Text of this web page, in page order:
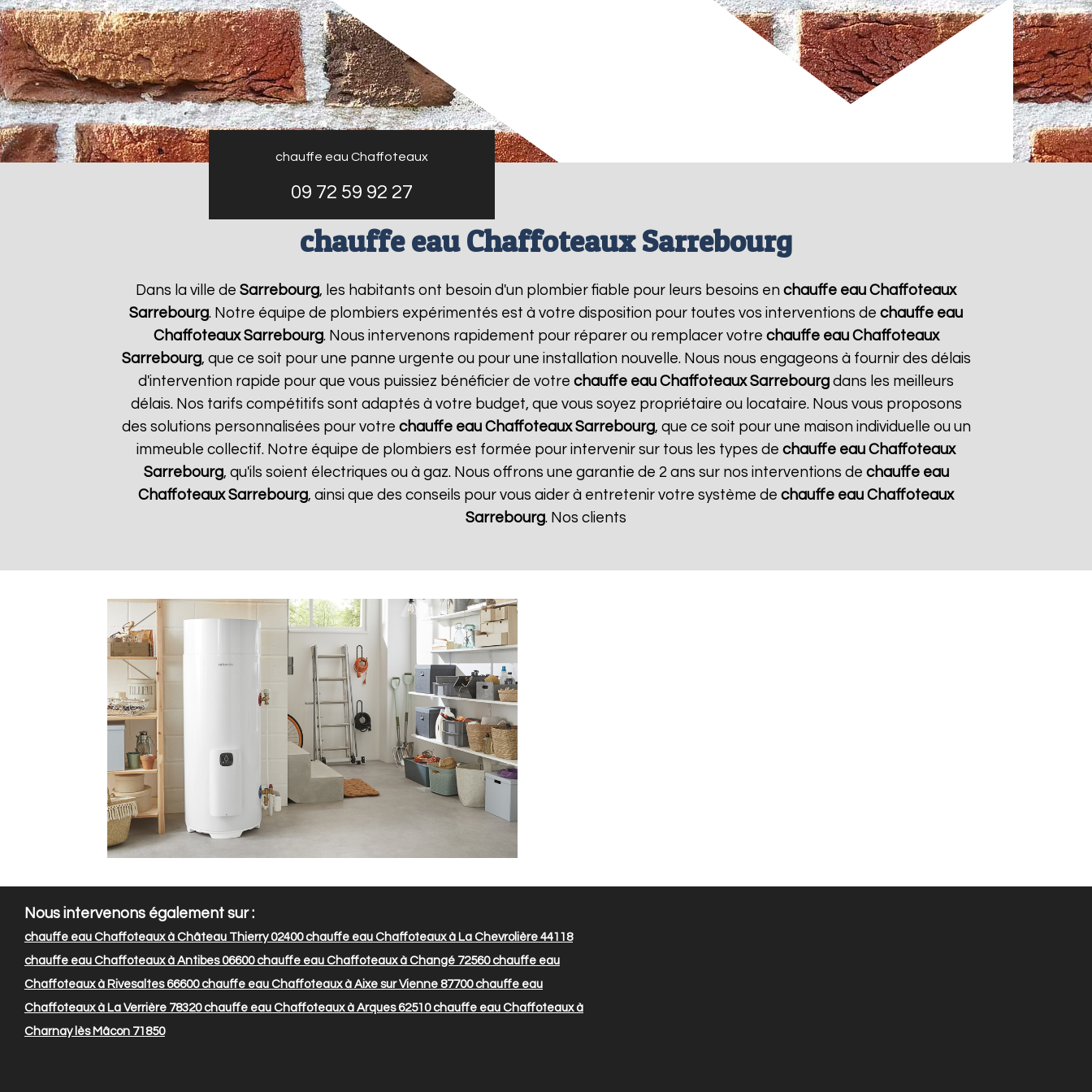
chauffe eau Chaffoteaux
09 72 59 92 27
chauffe eau Chaffoteaux Sarrebourg
Dans la ville de Sarrebourg, les habitants ont besoin d'un plombier fiable pour leurs besoins en chauffe eau Chaffoteaux
Sarrebourg. Notre équipe de plombiers expérimentés est à votre disposition pour toutes vos interventions de chauffe eau
Chaffoteaux Sarrebourg. Nous intervenons rapidement pour réparer ou remplacer votre chauffe eau Chaffoteaux
Sarrebourg, que ce soit pour une panne urgente ou pour une installation nouvelle. Nous nous engageons à fournir des délais
d'intervention rapide pour que vous puissiez bénéficier de votre chauffe eau Chaffoteaux Sarrebourg dans les meilleurs
délais. Nos tarifs compétitifs sont adaptés à votre budget, que vous soyez propriétaire ou locataire. Nous vous proposons
des solutions personnalisées pour votre chauffe eau Chaffoteaux Sarrebourg, que ce soit pour une maison individuelle ou un
immeuble collectif. Notre équipe de plombiers est formée pour intervenir sur tous les types de chauffe eau Chaffoteaux
Sarrebourg, qu'ils soient électriques ou à gaz. Nous offrons une garantie de 2 ans sur nos interventions de chauffe eau
Chaffoteaux Sarrebourg, ainsi que des conseils pour vous aider à entretenir votre système de chauffe eau Chaffoteaux
Sarrebourg. Nos clients
Nous intervenons également sur :
chauffe eau Chaffoteaux à Château Thierry 02400chauffe eau Chaffoteaux à La Chevrolière 44118
chauffe eau Chaffoteaux à Antibes 06600chauffe eau Chaffoteaux à Changé 72560chauffe eau
Chaffoteaux à Rivesaltes 66600chauffe eau Chaffoteaux à Aixe sur Vienne 87700chauffe eau
Chaffoteaux à La Verrière 78320chauffe eau Chaffoteaux à Arques 62510chauffe eau Chaffoteaux à
Charnay lès Mâcon 71850